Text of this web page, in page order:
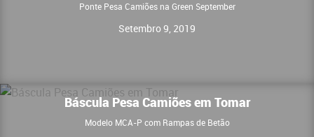
Ponte Pesa Camiões na Green September
Setembro 9, 2019
Báscula Pesa Camiões em Tomar
Modelo MCA-P com Rampas de Betão